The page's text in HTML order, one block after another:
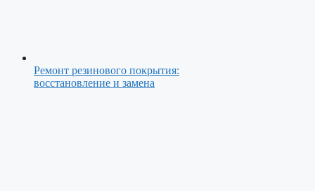
Ремонт резинового покрытия:
восстановление и замена